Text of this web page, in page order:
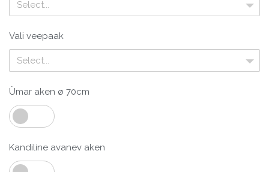
Select...
Vali veepaak
Select...
Ümar aken ø 70cm
Kandiline avanev aken